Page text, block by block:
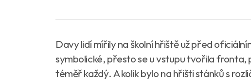
Davy lidí mířily na školní hřiště už před
symbolické, přesto se u vstupu tvořila fronta,
téměř každý. A kolik bylo na hřišti stánků s